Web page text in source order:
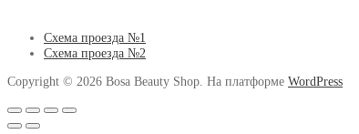
Схема проезда №1
Схема проезда №2
Copyright © 2026 Bosa Beauty Shop. На платформе WordPress